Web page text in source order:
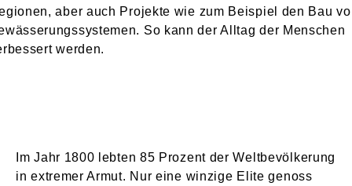
aber auch Projekte wie zum Beispiel den Bau
So kann der Alltag der Menschen
werden.
Im Jahr 1800 lebten 85 Prozent der Weltbevölkerung
in extremer Armut. Nur eine winzige Elite genoss